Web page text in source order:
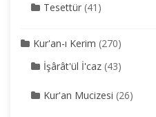
Tesettür (41)
Kur'an-ı Kerim (270)
İşârât'ül İ'caz (43)
Kur'an Mucizesi (26)